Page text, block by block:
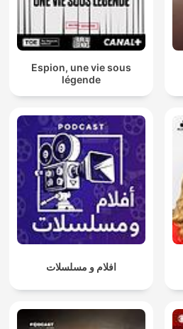
Espion, une vie sous
légende
افلام و مسلسلات